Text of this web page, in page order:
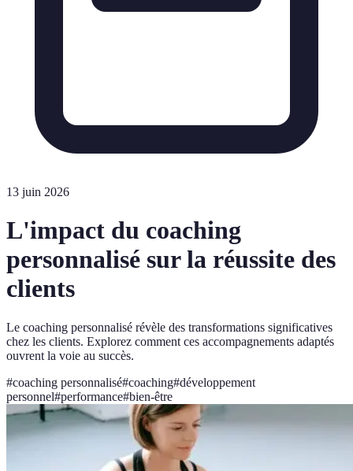
13 juin 2026
L'impact du coaching
personnalisé sur la réussite des
clients
Le coaching personnalisé révèle des transformations significatives
chez les clients. Explorez comment ces accompagnements adaptés
ouvrent la voie au succès.
#coaching personnalisé#coaching#développement
personnel#performance#bien-être